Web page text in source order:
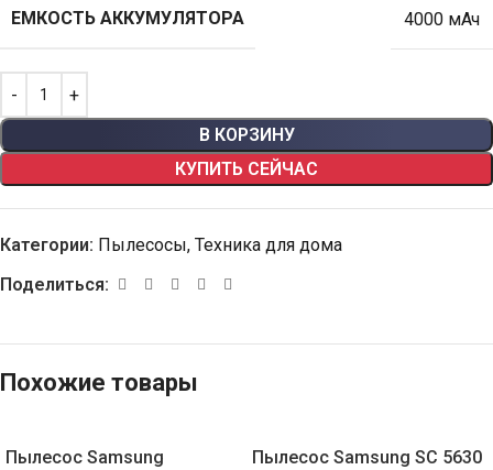
ЕМКОСТЬ АККУМУЛЯТОРА 4000 мАч
В КОРЗИНУ
КУПИТЬ СЕЙЧАС
Категории: Пылесосы, Техника для дома
Поделиться:
Похожие товары
Пылесос Samsung
Пылесос Samsung SC 5630